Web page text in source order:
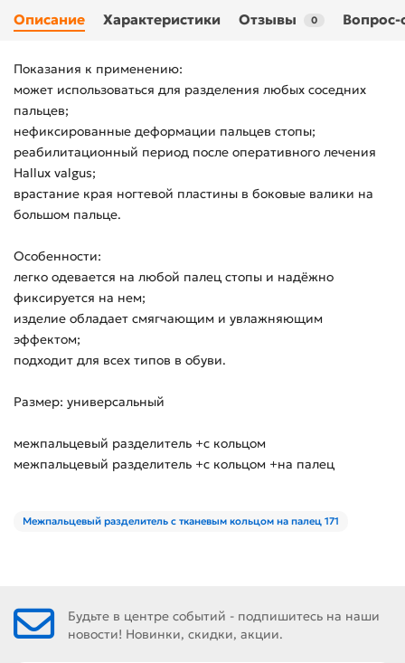
Описание Характеристики Отзывы 0 Вопрос-
Показания к применению:
может использоваться для разделения любых соседних
пальцев;
нефиксированные деформации пальцев стопы;
реабилитационный период после оперативного лечения
Hallux valgus;
врастание края ногтевой пластины в боковые валики на
большом пальце.
Особенности:
легко одевается на любой палец стопы и надёжно
фиксируется на нем;
изделие обладает смягчающим и увлажняющим
эффектом;
подходит для всех типов в обуви.
Размер: универсальный
межпальцевый разделитель +с кольцом
межпальцевый разделитель +с кольцом +на палец
Межпальцевый разделитель с тканевым кольцом на палец 171
Будьте в центре событий - подпишитесь на наши
новости! Новинки, скидки, акции.